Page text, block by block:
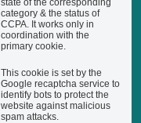
state of the corresponding
category & the status of
CCPA. It works only in
coordination with the
primary cookie.
This cookie is set by the
Google recaptcha service to
identify bots to protect the
website against malicious
spam attacks.